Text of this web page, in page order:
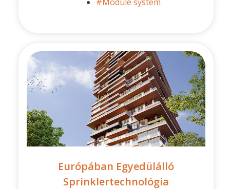
Európában Egyedülálló
Sprinklertechnológia